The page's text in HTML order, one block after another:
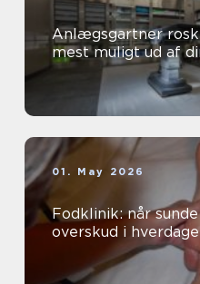
Anlægsgartner roskilde
mest muligt ud af
01. May 2026
Fodklinik: når
overskud i